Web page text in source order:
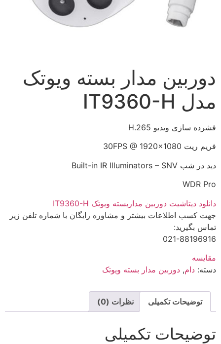
دوربین مدار بسته ویوتک
مدل IT9360-H
فشرده سازی ویدیو H.265
فریم ریت 30FPS @ 1920×1080
دید در شب Built-in IR Illuminators – SNV
WDR Pro
دانلود دیتاشیت دوربین مداربسته ویوتک IT9360-H
جهت کسب اطلاعات بیشتر و مشاوره رایگان با شماره تلفن زیر
تماس بگیرید:
021-88196916
مقایسه
دسته: دام, دوربین مدار بسته ویوتک
توضیحات تکمیلی نظرات (0)
توضیحات تکمیلی